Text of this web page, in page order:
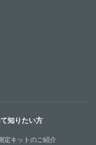
知りたい方
定キットのご紹介